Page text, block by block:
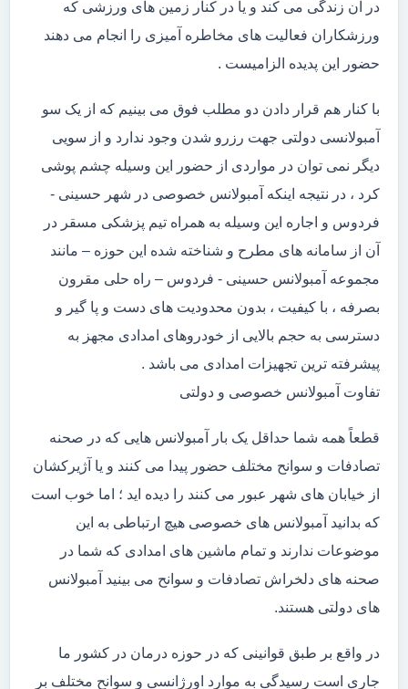
در آن زندگی می کند و یا در کنار زمین های ورزشی که
ورزشکاران فعالیت های مخاطره آمیزی را انجام می دهند
حضور این پدیده الزامیست .
با کنار هم قرار دادن دو مطلب فوق می بینیم که از یک سو
آمبولانسی دولتی جهت رزرو شدن وجود ندارد و از سویی
دیگر نمی توان در مواردی از حضور این وسیله چشم پوشی
کرد ، در نتیجه اینکه آمبولانس خصوصی در شهر حسینی -
فردوس و اجاره این وسیله به همراه تیم پزشکی مسقر در
آن از سامانه های مطرح و شناخته شده این حوزه – مانند
مجموعه آمبولانس حسینی - فردوس – راه حلی مقرون
بصرفه ، با کیفیت ، بدون محدودیت های دست و پا گیر و
دسترسی به حجم بالایی از خودروهای امدادی مجهز به
پیشرفته ترین تجهیزات امدادی می باشد .
تفاوت آمبولانس خصوصی و دولتی
قطعاً همه شما حداقل یک بار آمبولانس هایی که در صحنه
تصادفات و سوانح مختلف حضور پیدا می کنند و یا آژیرکشان
از خیابان های شهر عبور می کنند را دیده اید ؛ اما خوب است
که بدانید آمبولانس های خصوصی هیچ ارتباطی به این
موضوعات ندارند و تمام ماشین های امدادی که شما در
صحنه های دلخراش تصادفات و سوانح می بینید آمبولانس
های دولتی هستند.
در واقع بر طبق قوانینی که در حوزه درمان در کشور ما
جاری است رسیدگی به موارد اورژانسی و سوانح مختلف بر